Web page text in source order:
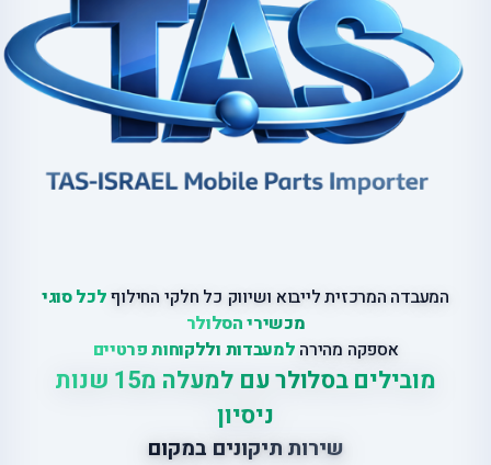
המעבדה המרכזית לייבוא ושיווק כל חלקי החילוףלכל סוגי
מכשירי הסלולר
אספקה מהירה למעבדות וללקוחות פרטיים
מובילים בסלולר עם למעלה מ15 שנות
ניסיון
שירות תיקונים במקום